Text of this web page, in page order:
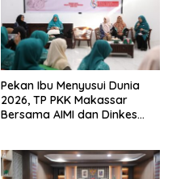
Pekan Ibu Menyusui Dunia
2026, TP PKK Makassar
Bersama AIMI dan Dinkes